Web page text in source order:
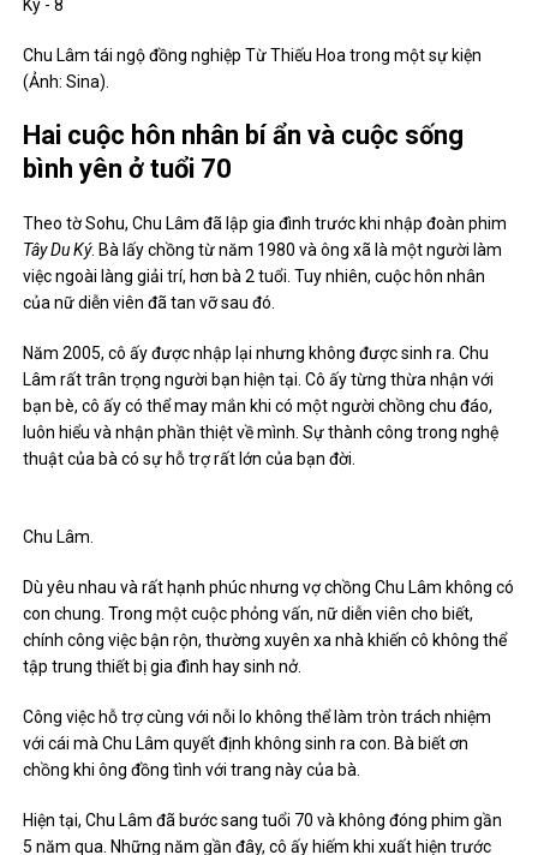
Chu Lâm tái ngộ đồng nghiệp Từ Thiếu Hoa trong một sự kiện
(Ảnh: Sina).
Hai cuộc hôn nhân bí ẩn và cuộc sống
bình yên ở tuổi 70
Theo tờ Sohu, Chu Lâm đã lập gia đình trước khi nhập đoàn phim
Tây Du Ký. Bà lấy chồng từ năm 1980 và ông xã là một người làm
việc ngoài làng giải trí, hơn bà 2 tuổi. Tuy nhiên, cuộc hôn nhân
của nữ diễn viên đã tan vỡ sau đó.
Năm 2005, cô ấy được nhập lại nhưng không được sinh ra. Chu
Lâm rất trân trọng người bạn hiện tại. Cô ấy từng thừa nhận với
bạn bè, cô ấy có thể may mắn khi có một người chồng chu đáo,
luôn hiểu và nhận phần thiệt về mình. Sự thành công trong nghệ
thuật của bà có sự hỗ trợ rất lớn của bạn đời.
Chu Lâm.
Dù yêu nhau và rất hạnh phúc nhưng vợ chồng Chu Lâm không có
con chung. Trong một cuộc phỏng vấn, nữ diễn viên cho biết,
chính công việc bận rộn, thường xuyên xa nhà khiến cô không thể
tập trung thiết bị gia đình hay sinh nở.
Công việc hỗ trợ cùng với nỗi lo không thể làm tròn trách nhiệm
với cái mà Chu Lâm quyết định không sinh ra con. Bà biết ơn
chồng khi ông đồng tình với trang này của bà.
Hiện tại, Chu Lâm đã bước sang tuổi 70 và không đóng phim gần
5 năm qua. Những năm gần đây, cô ấy hiếm khi xuất hiện trước